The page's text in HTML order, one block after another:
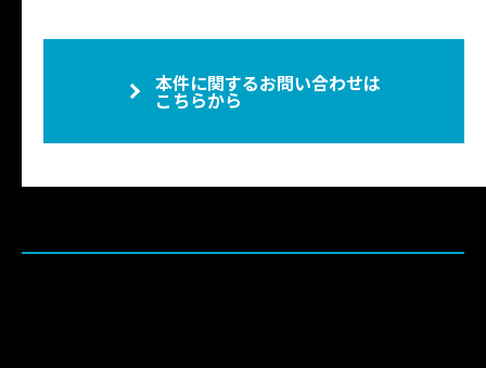
本件に関するお問い合わせは
こちらから